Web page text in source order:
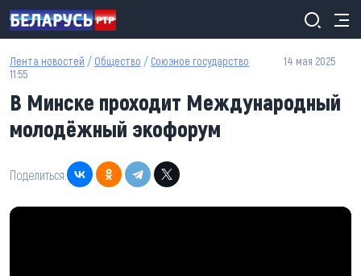
Перейти к основному содержанию
Лента новостей / Общество / Союзное государство
14 мая 2025
11:55
В Минске проходит Международный
молодёжный экофорум
Поделиться: